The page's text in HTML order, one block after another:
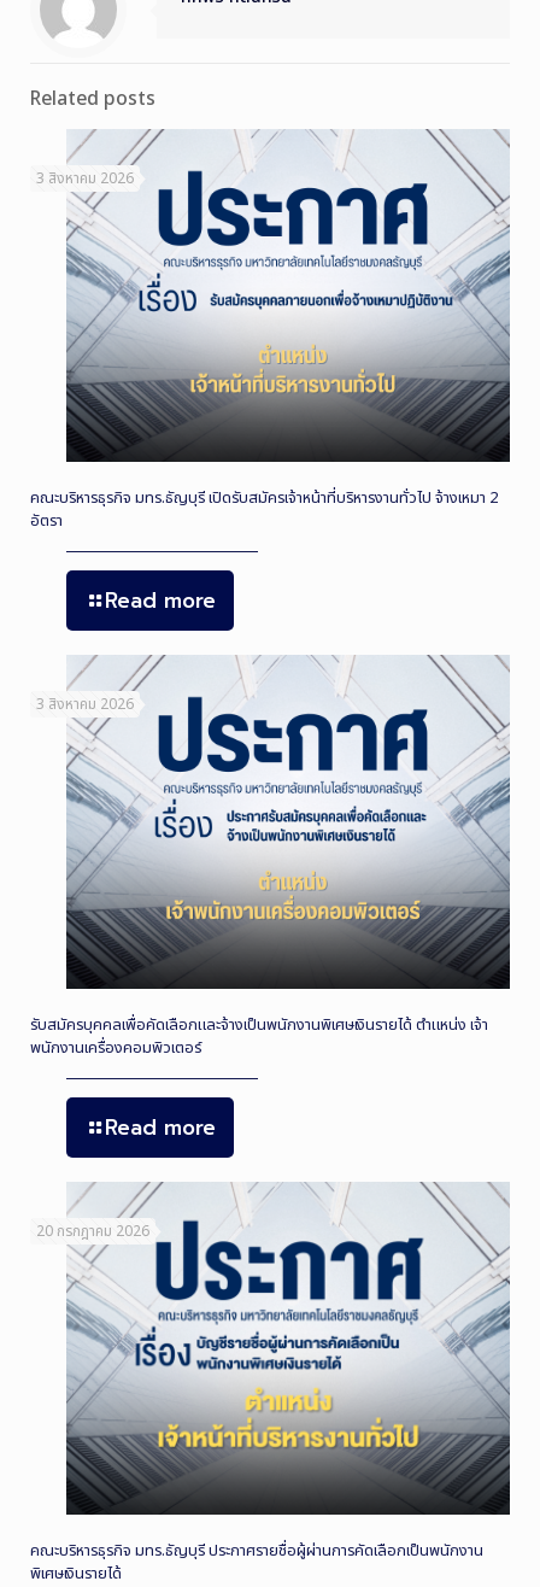
Related posts
3 สิงหาคม 2026
คณะบริหารธุรกิจ มทร.ธัญบุรี เปิดรับสมัครเจ้าหน้าที่บริหารงานทั่วไป จ้างเหมา 2
อัตรา
Read more
3 สิงหาคม 2026
รับสมัครบุคคลเพื่อคัดเลือกและจ้างเป็นพนักงานพิเศษเงินรายได้ ตำแหน่ง เจ้า
พนักงานเครื่องคอมพิวเตอร์
Read more
20 กรกฎาคม 2026
คณะบริหารธุรกิจ มทร.ธัญบุรี ประกาศรายชื่อผู้ผ่านการคัดเลือกเป็นพนักงาน
พิเศษเงินรายได้